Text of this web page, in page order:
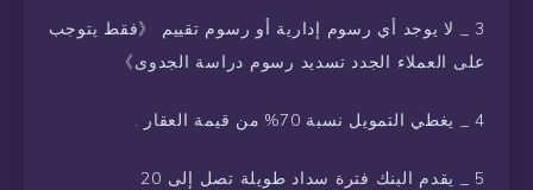
3 _ لا يوجد أي رسوم إدارية أو رسوم تقييم 《فقط يتوجب
على العملاء الجدد تسديد رسوم دراسة الجدوى》
4 _ يغطي التمويل نسبة 70% من قيمة العقار .
5 _ يقدم البنك فترة سداد طويلة تصل إلى 20